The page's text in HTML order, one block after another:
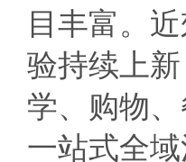
目丰富。
验持续上
学、购物
一站式全域